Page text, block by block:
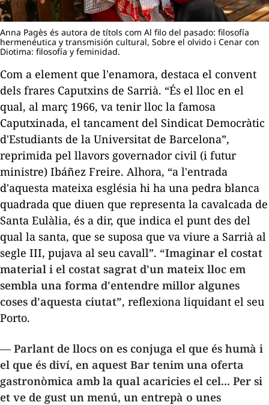
Anna Pagès és autora de títols com Al filo del pasado: filosofía
hermenéutica y transmisión cultural, Sobre el olvido i Cenar con
Diotima: filosofía y feminidad.
Com a element que l'enamora, destaca el convent
dels frares Caputxins de Sarrià. “És el lloc en el
qual, al març 1966, va tenir lloc la famosa
Caputxinada, el tancament del Sindicat Democràtic
d'Estudiants de la Universitat de Barcelona”,
reprimida pel llavors governador civil (i futur
ministre) Ibáñez Freire. Alhora, “a l'entrada
d'aquesta mateixa església hi ha una pedra blanca
quadrada que diuen que representa la cavalcada de
Santa Eulàlia, és a dir, que indica el punt des del
qual la santa, que se suposa que va viure a Sarrià al
segle III, pujava al seu cavall”. “Imaginar el costat
material i el costat sagrat d'un mateix lloc em
sembla una forma d'entendre millor algunes
coses d'aquesta ciutat”, reflexiona liquidant el seu
Porto.
— Parlant de llocs on es conjuga el que és humà i
el que és diví, en aquest Bar tenim una oferta
gastronòmica amb la qual acaricies el cel... Per si
et ve de gust un menú, un entrepà o unes